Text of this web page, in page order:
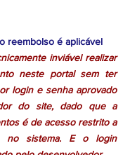
reembolso é aplicável
inviável realizar
neste portal sem ter
login e senha aprovado
do site, dado que a
é de acesso restrito a
no sistema. E o login